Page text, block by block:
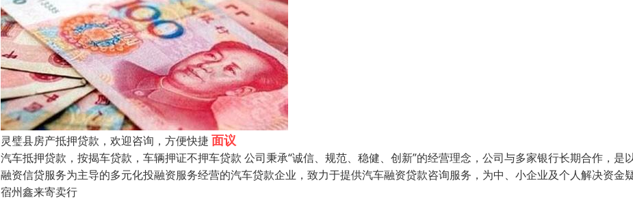
灵璧县房产抵押贷款，欢迎咨询，方便快捷 面议
汽车抵押贷款，按揭车贷款，车辆押证不押车贷款 公司秉承“诚信、规范、稳健、创新”的经营理念，公司与多家银行长期合作，是
融资信贷服务为主导的多元化投融资服务经营的汽车贷款企业，致力于提供汽车融资贷款咨询服务，为中、小企业及个人解决资金
宿州鑫来寄卖行